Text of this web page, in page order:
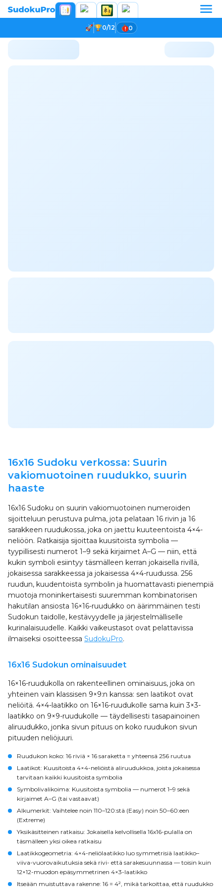
0/12 0
16x16 Sudoku verkossa: Suurin
vakiomuotoinen ruudukko, suurin
haaste
16x16 Sudoku on suurin vakiomuotoinen numeroiden
sijoitteluun perustuva pulma, jota pelataan 16 rivin ja 16
sarakkeen ruudukossa, joka on jaettu kuuteentoista 4×4-
neliöön. Ratkaisija sijoittaa kuusitoista symbolia —
tyypillisesti numerot 1–9 sekä kirjaimet A–G — niin, että
kukin symboli esiintyy täsmälleen kerran jokaisella rivillä,
jokaisessa sarakkeessa ja jokaisessa 4×4-ruudussa. 256
ruudun, kuudentoista symbolin ja huomattavasti pienempiä
muotoja moninkertaisesti suuremman kombinatorisen
hakutilan ansiosta 16×16-ruudukko on äärimmäinen testi
Sudokun taidolle, kestävyydelle ja järjestelmälliselle
kurinalaisuudelle. Kaikki vaikeustasot ovat pelattavissa
ilmaiseksi osoitteessa SudokuPro.
16x16 Sudokun ominaisuudet
16×16-ruudukolla on rakenteellinen ominaisuus, joka on
yhteinen vain klassisen 9×9:n kanssa: sen laatikot ovat
neliöitä. 4×4-laatikko on 16×16-ruudukolle sama kuin 3×3-
laatikko on 9×9-ruudukolle — täydellisesti tasapainoinen
aliruudukko, jonka sivun pituus on koko ruudukon sivun
pituuden neliöjuuri.
Ruudukon koko: 16 riviä × 16 saraketta = yhteensä 256 ruutua
Laatikot: Kuusitoista 4×4-neliöistä aliruudukkoa, joista jokaisessa
tarvitaan kaikki kuusitoista symbolia
Symbolivalikoima: Kuusitoista symbolia — numerot 1–9 sekä
kirjaimet A–G (tai vastaavat)
Alkumerkit: Vaihtelee noin 110–120:stä (Easy) noin 50–60:een
(Extreme)
Yksikäsitteinen ratkaisu: Jokaisella kelvollisella 16x16-pulalla on
täsmälleen yksi oikea ratkaisu
Laatikkogeometria: 4×4-neliölaatikko luo symmetrisiä laatikko–
viiva-vuorovaikutuksia sekä rivi- että sarakesuunnassa — toisin kuin
12×12-muodon epäsymmetrinen 4×3-laatikko
Itseään muistuttava rakenne: 16 = 4², mikä tarkoittaa, että ruudukko